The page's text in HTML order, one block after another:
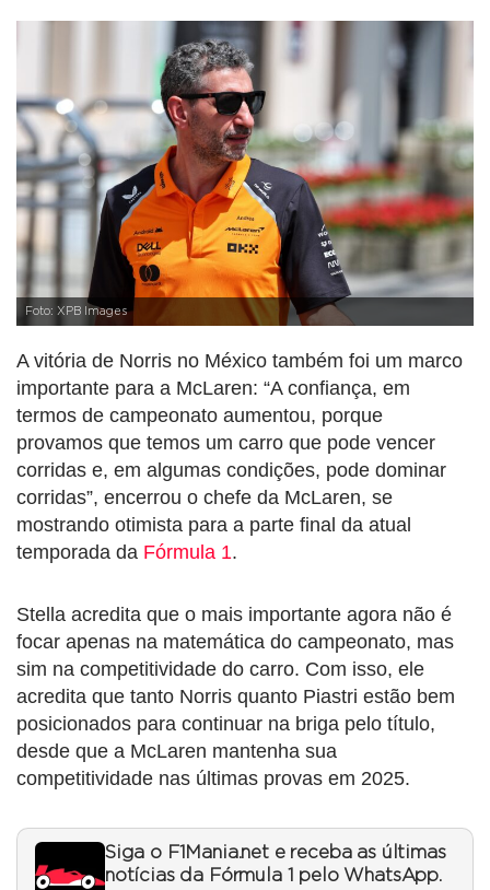
Foto: XPB Images
A vitória de Norris no México também foi um marco
importante para a McLaren: “A confiança, em
termos de campeonato aumentou, porque
provamos que temos um carro que pode vencer
corridas e, em algumas condições, pode dominar
corridas”, encerrou o chefe da McLaren, se
mostrando otimista para a parte final da atual
temporada da Fórmula 1.
Stella acredita que o mais importante agora não é
focar apenas na matemática do campeonato, mas
sim na competitividade do carro. Com isso, ele
acredita que tanto Norris quanto Piastri estão bem
posicionados para continuar na briga pelo título,
desde que a McLaren mantenha sua
competitividade nas últimas provas em 2025.
Siga o F1Mania.net e receba as últimas
notícias da Fórmula 1 pelo WhatsApp.